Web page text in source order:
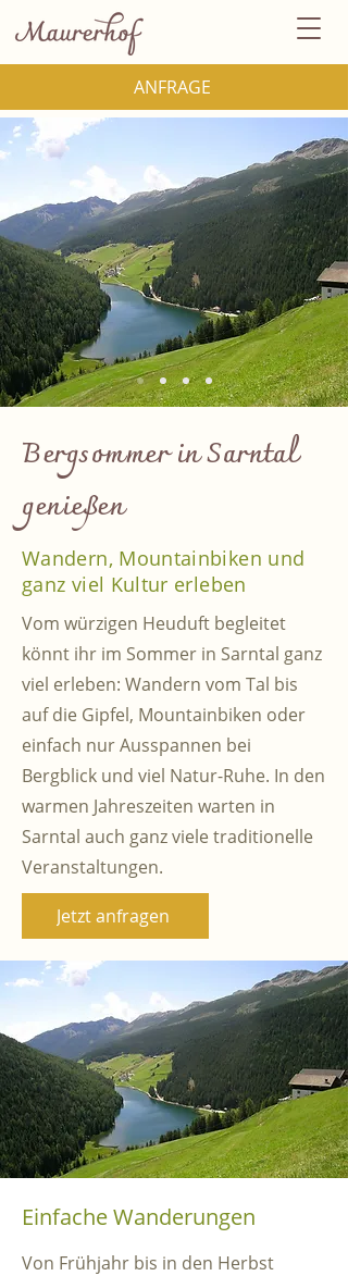
ANFRAGE
Bergsommer in Sarntal
genießen
Wandern, Mountainbiken und
ganz viel Kultur erleben
Vom würzigen Heuduft begleitet
könnt ihr im Sommer in Sarntal ganz
viel erleben: Wandern vom Tal bis
auf die Gipfel, Mountainbiken oder
einfach nur Ausspannen bei
Bergblick und viel Natur-Ruhe. In den
warmen Jahreszeiten warten in
Sarntal auch ganz viele traditionelle
Veranstaltungen.
Jetzt anfragen
Einfache Wanderungen
Von Frühjahr bis in den Herbst